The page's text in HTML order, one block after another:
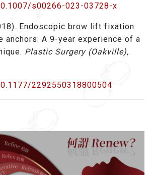
s00266-023-03728-x
Endoscopic brow lift fixation
anchors: A 9-year experience of a
Plastic Surgery (Oakville),
2292550318800504